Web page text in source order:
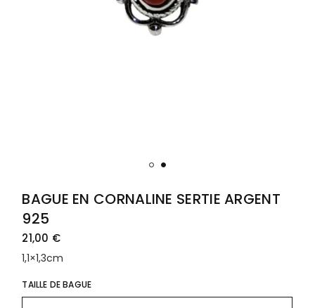
BAGUE EN CORNALINE SERTIE ARGENT
925
21,00 €
1,1×1,3cm
TAILLE DE BAGUE